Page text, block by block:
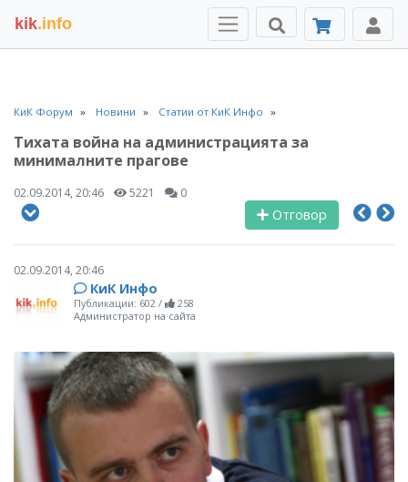
kik.info
КиК Форум Новини Статии от КиК Инфо
Тихата война на администрацията за
минималните прагове
02.09.2014, 20:46 5221 0
Отговор
02.09.2014, 20:46
КиК Инфо
Публикации: 602 /
258
Администратор на сайта